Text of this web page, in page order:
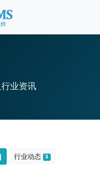
业资讯
行业动态 3